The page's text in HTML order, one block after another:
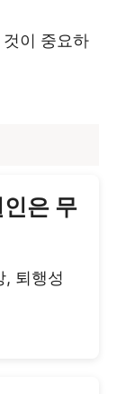
이 중요하
은 무
, 퇴행성